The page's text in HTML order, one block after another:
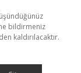
bildirmeniz
kaldırılacaktır.